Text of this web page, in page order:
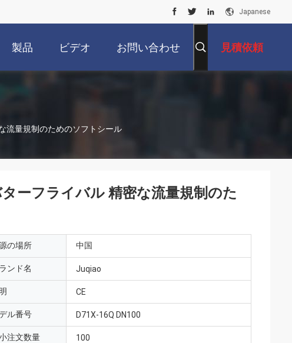
Japanese
製品 ビデオ お問い合わせ 見積依頼
流量規制のためのソフトシール
ーフライバル 精密な流量規制のた
の場所 中国
ンド名 Juqiao
CE
ル番号 D71X-16Q DN100
注文数量 100